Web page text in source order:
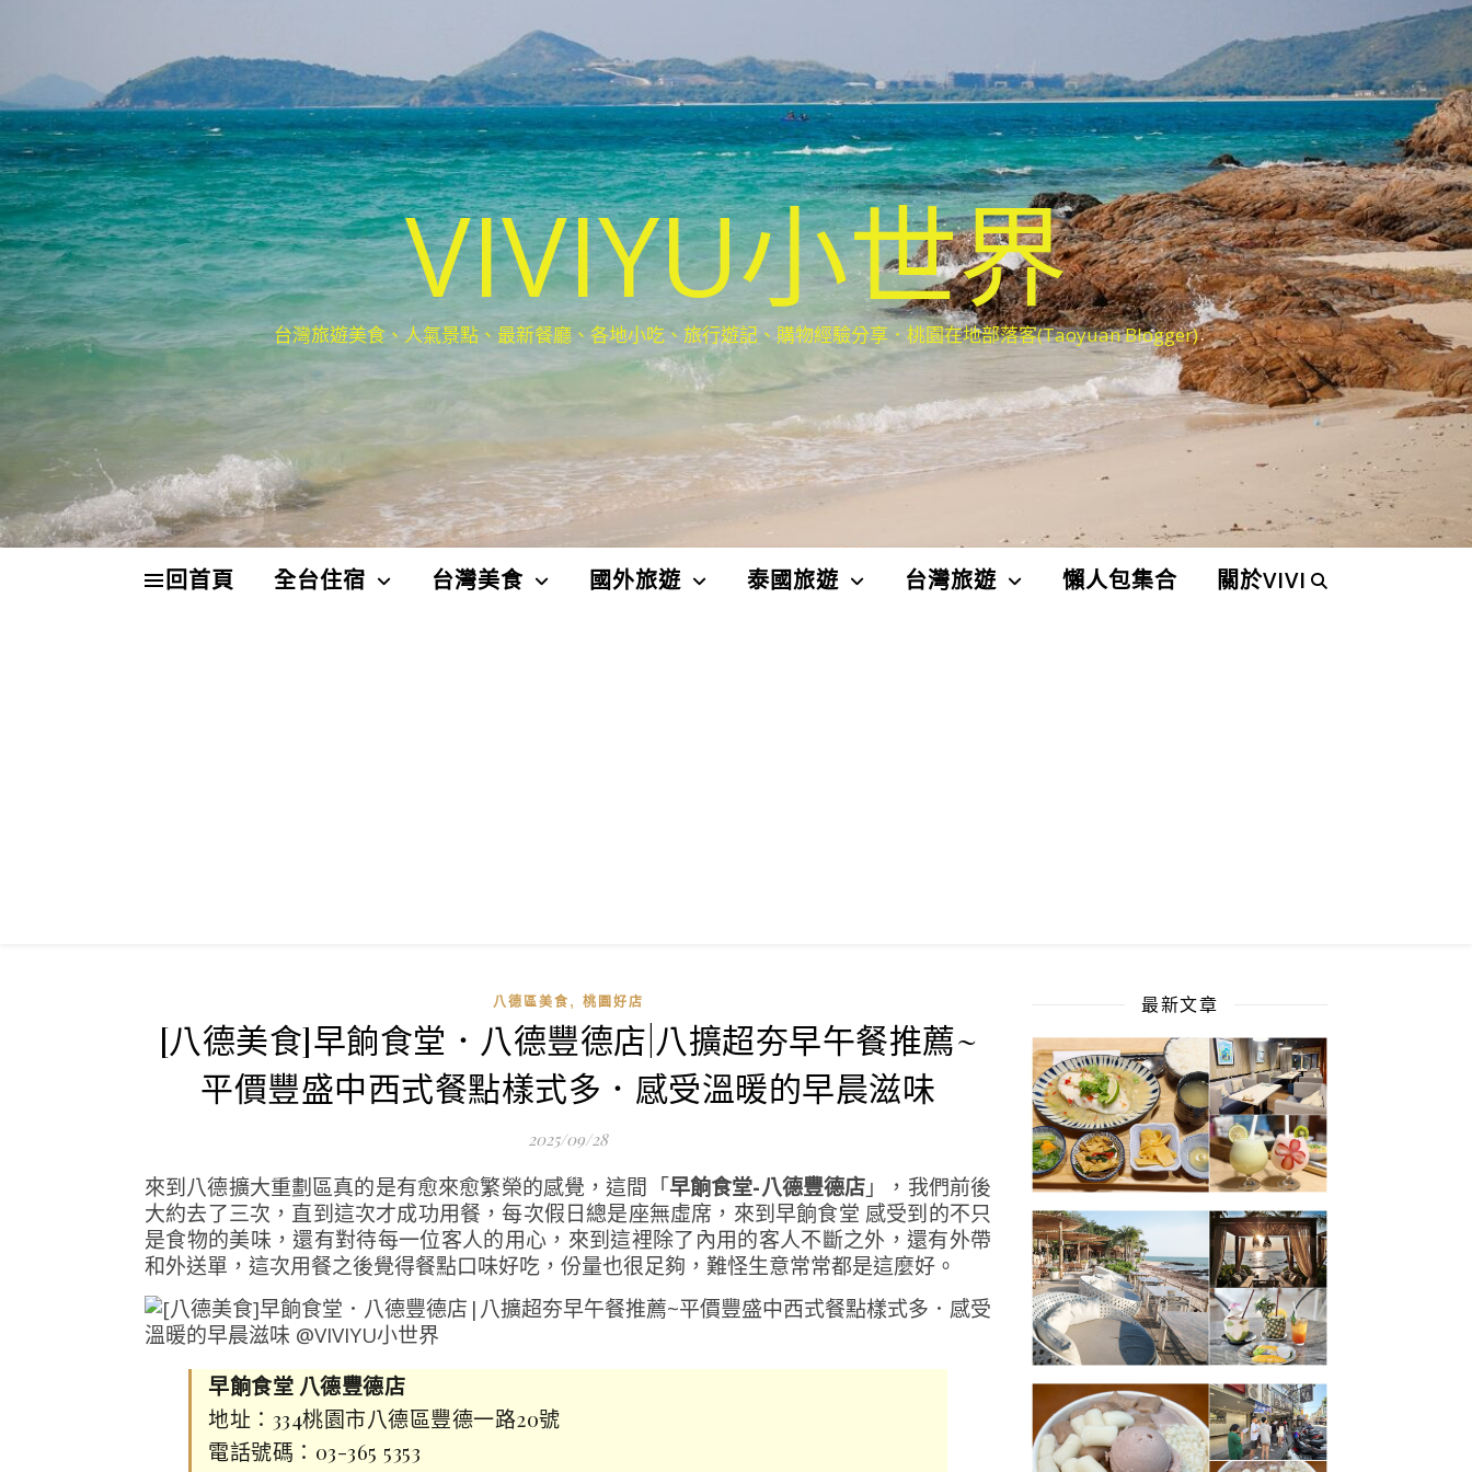
VIVIYU小世界
台灣旅遊美食、人氣景點、最新餐廳、各地小吃、旅行遊記、購物經驗分享．桃園在地部落客(Taoyuan Blogger)
回首頁 全台住宿 台灣美食 國外旅遊 泰國旅遊 台灣旅遊 懶人包集合 關於VIVI
八德區美食 , 桃園好店
[八德美食]早餉食堂．八德豐德店|八擴超夯早午餐推薦~
平價豐盛中西式餐點樣式多．感受溫暖的早晨滋味
2025/09/28
來到八德擴大重劃區真的是有愈來愈繁榮的感覺，這間「早餉食堂-八德豐德店」，我們前後
大約去了三次，直到這次才成功用餐，每次假日總是座無虛席，來到早餉食堂 感受到的不只
是食物的美味，還有對待每一位客人的用心，來到這裡除了內用的客人不斷之外，還有外帶
和外送單，這次用餐之後覺得餐點口味好吃，份量也很足夠，難怪生意常常都是這麼好。
早餉食堂 八德豐德店
地址：334桃園市八德區豐德一路20號
電話號碼：03-365 5353
最新文章